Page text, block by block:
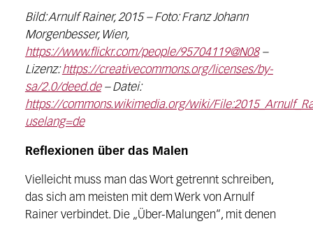
Bild: Arnulf Rainer, 2015 – Foto: Franz Johann
Morgenbesser, Wien,
https://www.flickr.com/people/95704119@N08–
Lizenz:https://creativecommons.org/licenses/by-
sa/2.0/deed.de– Datei:
https://commons.wikimedia.org/wiki/
uselang=de
Reflexionen über das Malen
Vielleicht muss man das Wort getrennt schreiben,
das sich am meisten mit dem Werk von Arnulf
Rainer verbindet. Die „Über-Malungen“, mit denen